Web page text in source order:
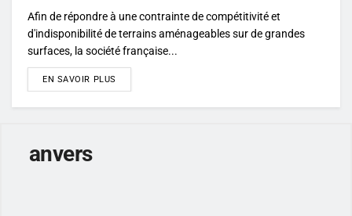
Afin de répondre à une contrainte de compétitivité et
d'indisponibilité de terrains aménageables sur de grandes
surfaces, la société française...
EN SAVOIR PLUS
anvers